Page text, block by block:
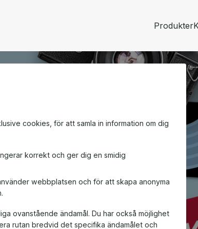
cookies, för att samla in information om dig
korrekt och ger dig en smidig
webbplatsen och för att skapa anonyma
ovanstående ändamål. Du har också möjlighet
rutan bredvid det specifika ändamålet och
Produkter